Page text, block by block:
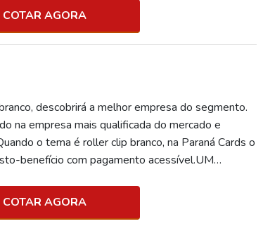
cartão tarja magné...
COTAR AGORA
descobrirá a melhor empresa do segmento.
na empresa mais qualificada do mercado e
o tema é roller clip branco, na Paraná Cards o
benefício com pagamento acessível.UM
com...
COTAR AGORA